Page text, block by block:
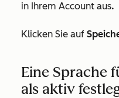
in Ihrem Account aus.
Klicken Sie auf
Eine Sprache
als aktiv